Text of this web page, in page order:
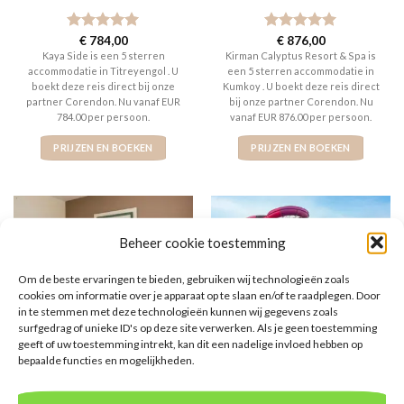
Beheer cookie toestemming
Om de beste ervaringen te bieden, gebruiken wij technologieën zoals
cookies om informatie over je apparaat op te slaan en/of te raadplegen. Door
in te stemmen met deze technologieën kunnen wij gegevens zoals
surfgedrag of unieke ID's op deze site verwerken. Als je geen toestemming
geeft of uw toestemming intrekt, kan dit een nadelige invloed hebben op
bepaalde functies en mogelijkheden.
Gewaardeerd
5uit 5
€784,00
Kaya Side is een 5 sterren
accommodatie in Titreyengol . U
boekt deze reis direct bij onze
partner Corendon. Nu vanaf EUR
784.00 per persoon.
PRIJZEN EN BOEKEN
Gewaardeerd
5uit 5
€876,00
Kirman Calyptus Resort & Spa is
een 5 sterren accommodatie in
Kumkoy . U boekt deze reis direct
bij onze partner Corendon. Nu
vanaf EUR 876.00 per persoon.
PRIJZEN EN BOEKEN
SPANJE
Bahia Principe Sunlight
SIDE